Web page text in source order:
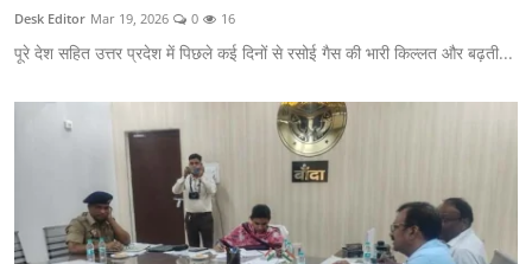
Desk Editor Mar 19, 2026 0 16
पूरे देश सहित उत्तर प्रदेश में पिछले कई दिनों से रसोई गैस की भारी किल्लत और बढ़ती...